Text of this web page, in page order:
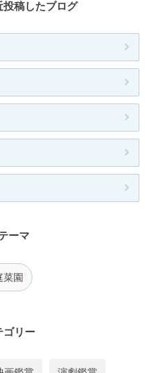
投稿したブログ
ーマ
菜園
ゴリー